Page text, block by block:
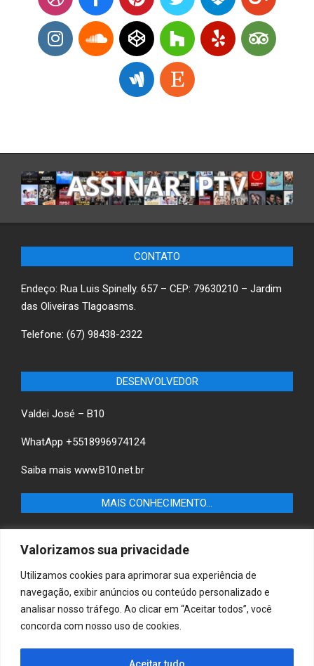
Valorizamos sua privacidade
Utilizamos cookies para aprimorar sua experiência de
navegação, exibir anúncios ou conteúdo personalizado e
analisar nosso tráfego. Ao clicar em “Aceitar todos”, você
concorda com nosso uso de cookies.
Aceitar tudo
CONTATO
Endeço: Rua Luis Spinelly. 657 – CEP: 79630210 – Jardim
das Oliveiras Tlagoasms.
Telefone: (67) 98438-2322
DESENVOLVEDOR
Valdei José – B10
WhatApp +5518996974124
Saiba mais www.B10.net.br
MAIS CONHECIMENTO…
Castilho-SP e descubra as melhores empresas e serviços
locais.
B10 Brasil – Informação e Poder
MAIS CONHECIMENTO…